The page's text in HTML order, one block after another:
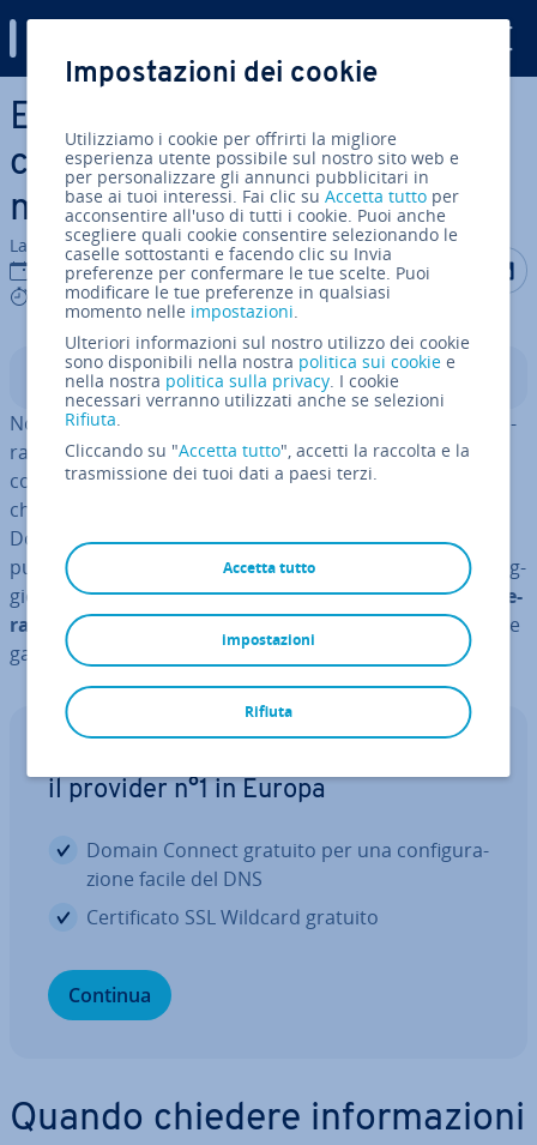
Vai al contenuto prin­ci­pa­le
E-mail di follow-up dopo un
colloquio: for­mu­la­zio­ni e
modelli
La redazione di IONOS
29 apr 2025
9 mins
Condividi
Indice
Non ricevere feedback dopo aver inviato una can­di­da­tu­
ra può essere fru­stran­te. Tuttavia, è ne­ces­sa­rio
concedere all’azienda il tempo suf­fi­cien­te prima di
chiedere in­for­ma­zio­ni sullo stato della tua domanda.
Dopo aver atteso per un periodo di tempo adeguato,
puoi scrivere un’e-mail cortese per chiedere di essere ag­
gior­na­to sulla tua can­di­da­tu­ra ed even­tual­men­teac­ce­le­
ra­re il processo de­ci­sio­na­le. Tuttavia, per evitare di fare
gaffe, ci sono alcune con­si­de­ra­zio­ni da tenere a mente.
il provider n°1 in Europa
Domain Connect gratuito per una con­fi­gu­ra­
zio­ne facile del DNS
Cer­ti­fi­ca­to SSL Wildcard gratuito
Continua
Quando chiedere in­for­ma­zio­ni
Impostazioni dei cookie
Utilizziamo i cookie per offrirti la migliore
esperienza utente possibile sul nostro sito web e
per personalizzare gli annunci pubblicitari in
base ai tuoi interessi. Fai clic suAccetta tutto per
acconsentire all'uso di tutti i cookie. Puoi anche
scegliere quali cookie consentire selezionando le
caselle sottostanti e facendo clic su Invia
preferenze per confermare le tue scelte. Puoi
modificare le tue preferenze in qualsiasi
momento nelle impostazioni.
Ulteriori informazioni sul nostro utilizzo dei cookie
sono disponibili nella nostra politica sui cookie e
nella nostra politica sulla privacy. I cookie
necessari verranno utilizzati anche se selezioni
Rifiuta.
Cliccando su "Accetta tutto", accetti la raccolta e la
trasmissione dei tuoi dati a paesi terzi.
Accetta tutto
Rifiuta
impostazioni